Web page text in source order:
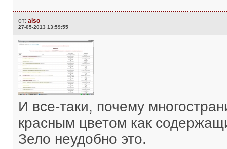
от: also
27-05-2013 13:59:55
И все-таки, почему
красным цветом как
Зело неудобно это.